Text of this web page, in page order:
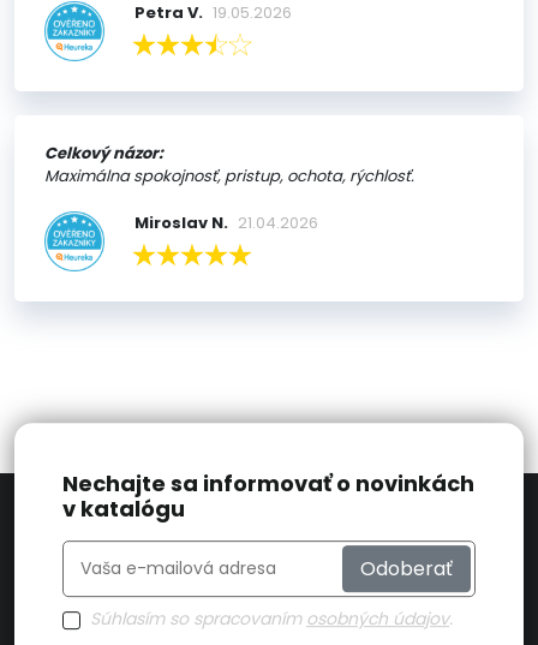
Petra V. 19.05.2026
Celkový názor:
Maximálna spokojnosť, pristup, ochota, rýchlosť.
Miroslav N. 21.04.2026
Nechajte sa informovať o novinkách
v katalógu
Odoberať
Súhlasím so spracovaním osobných údajov.